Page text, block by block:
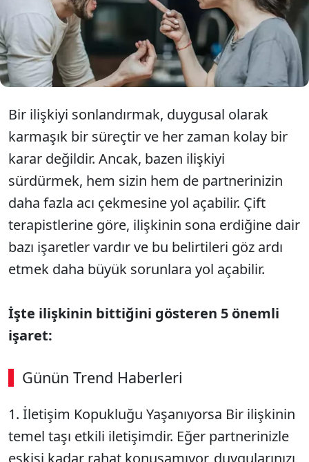
İşte çift terapistlerine göre ilişkinin
bittiğini gösteren 5 önemli işaret...
Bir ilişkiyi sonlandırmak, duygusal olarak
karmaşık bir süreçtir ve her zaman kolay bir
karar değildir. Ancak, bazen ilişkiyi
sürdürmek, hem sizin hem de partnerinizin
daha fazla acı çekmesine yol açabilir. Çift
terapistlerine göre, ilişkinin sona erdiğine dair
bazı işaretler vardır ve bu belirtileri göz ardı
etmek daha büyük sorunlara yol açabilir.
İşte ilişkinin bittiğini gösteren 5 önemli
işaret:
Günün Trend Haberleri
1. İletişim Kopukluğu Yaşanıyorsa Bir ilişkinin
temel taşı etkili iletişimdir. Eğer partnerinizle
eskisi kadar rahat konuşamıyor, duygularınızı